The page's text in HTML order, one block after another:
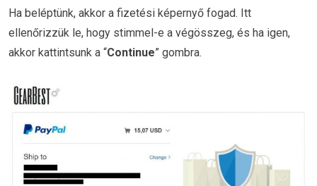
Ha beléptünk, akkor a fizetési képernyő fogad. Itt
ellenőrizzük le, hogy stimmel-e a végösszeg, és ha igen,
akkor kattintsunk a “Continue” gombra.